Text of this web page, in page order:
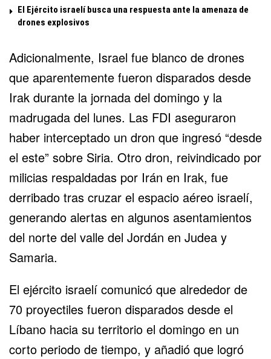
El Ejército israelí busca una respuesta ante la amenaza de
drones explosivos
Adicionalmente, Israel fue blanco de drones
que aparentemente fueron disparados desde
Irak durante la jornada del domingo y la
madrugada del lunes. Las FDI aseguraron
haber interceptado un dron que ingresó “desde
el este” sobre Siria. Otro dron, reivindicado por
milicias respaldadas por Irán en Irak, fue
derribado tras cruzar el espacio aéreo israelí,
generando alertas en algunos asentamientos
del norte del valle del Jordán en Judea y
Samaria.
El ejército israelí comunicó que alrededor de
70 proyectiles fueron disparados desde el
Líbano hacia su territorio el domingo en un
corto periodo de tiempo, y añadió que logró